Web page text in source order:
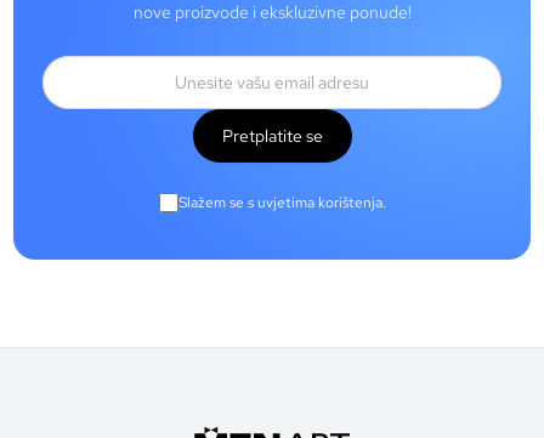
nove proizvode i ekskluzivne ponude!
Pretplatite se
Slažem se s uvjetima korištenja.